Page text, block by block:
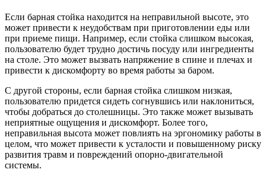
Если барная стойка находится на неправильной высоте, это
может привести к неудобствам при приготовлении еды или
при приеме пищи. Например, если стойка слишком высокая,
пользователю будет трудно достичь посуду или ингредиенты
на столе. Это может вызвать напряжение в спине и плечах и
привести к дискомфорту во время работы за баром.
С другой стороны, если барная стойка слишком низкая,
пользователю придется сидеть согнувшись или наклониться,
чтобы добраться до столешницы. Это также может вызывать
неприятные ощущения и дискомфорт. Более того,
неправильная высота может повлиять на эргономику работы в
целом, что может привести к усталости и повышенному риску
развития травм и повреждений опорно-двигательной
системы.